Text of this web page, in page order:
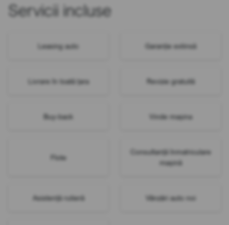
Servicii incluse
Leasing auto Garanție extinsă
Livrare în toată țara Revizie gratuită
Buy-back Vinde mașina
Flote
Consultanță înmatriculare
mașină
Asistență rutieră Vânzări auto noi